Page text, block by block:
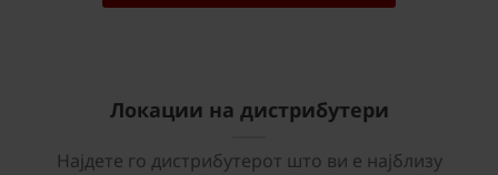
Локации на дистрибутери
Најдете го дистрибутерот што ви е најблизу